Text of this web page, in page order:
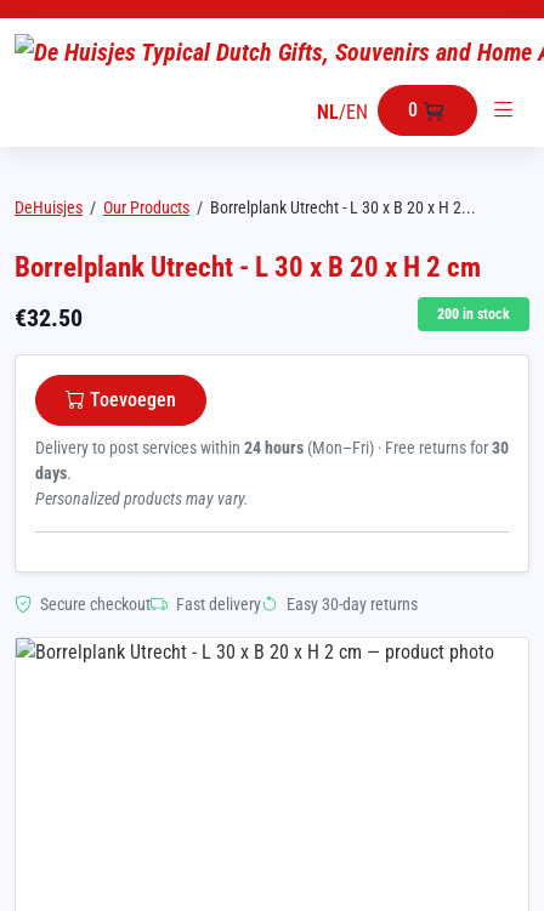
NL/EN 0
DeHuisjes / Our Products / Borrelplank Utrecht - L 30 x B 20 x H 2...
Borrelplank Utrecht - L 30 x B 20 x H 2 cm
€32.50 200 in stock
Toevoegen
Delivery to post services within 24 hours (Mon–Fri) · Free returns for30
days.
Personalized products may vary.
Secure checkout Fast delivery Easy 30-day returns